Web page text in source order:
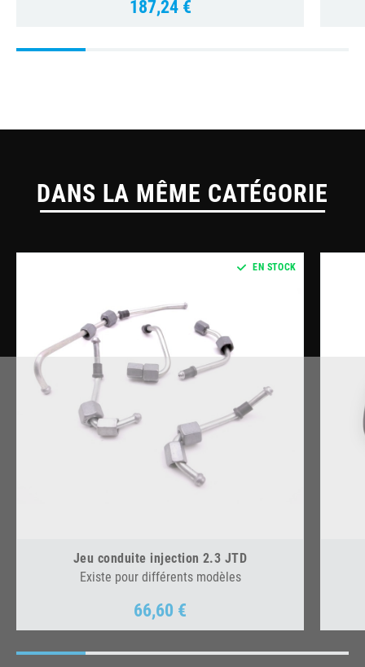
Prix
187,24 €
DANS LA MÊME CATÉGORIE
Jeu conduite injection 2.3 JTD
Existe pour différents modèles
Prix
66,60 €
EN STOCK